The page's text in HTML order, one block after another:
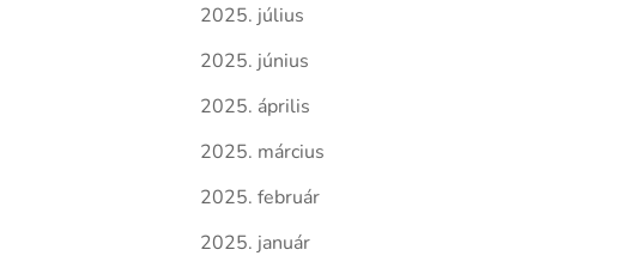
2025. július
2025. június
2025. április
2025. március
2025. február
2025. január